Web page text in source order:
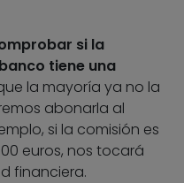
si la
tiene una
la mayoría ya no la
abonarla al
si la comisión es
euros, nos tocará
financiera.